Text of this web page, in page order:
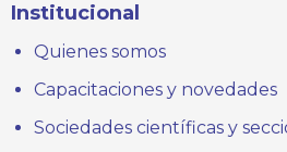
Institucional
Quienes somos
Capacitaciones y novedades
Sociedades científicas y